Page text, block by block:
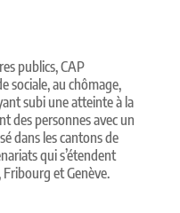
publics,CAP
sociale, au chômage,
subi une atteinte à la
des personnes avec un
dans les cantons de
qui s’étendent
et Genève.